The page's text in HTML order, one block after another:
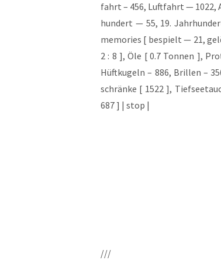
fahrt – 456, Luft­fahrt —
hun­dert — 55, 19.
memo­ries [ bespielt — 21,
2 : 8 ], Öle [ 0.7 Ton­nen ],
Hüft­ku­geln – 886, Bril­len –
schrän­ke [ 1522 ],
687 ] | stop |
///